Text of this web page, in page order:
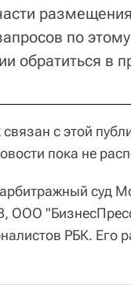
по
обратиться в
с этой
пока не
суд
ООО
РБК. Его